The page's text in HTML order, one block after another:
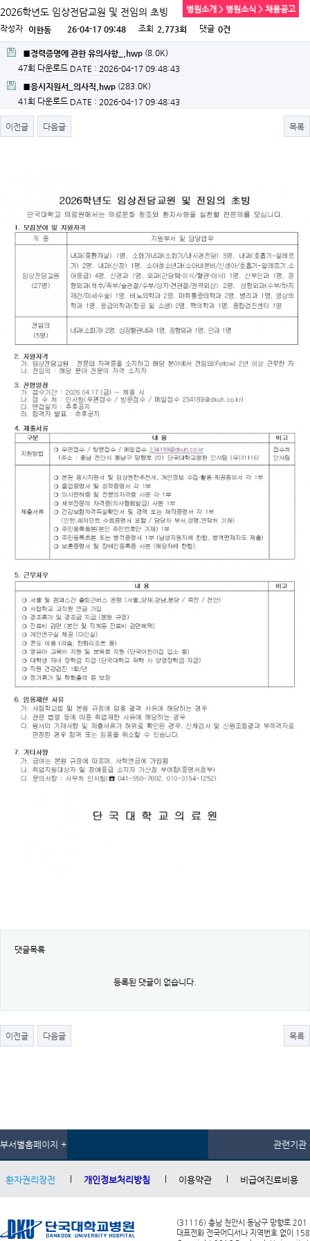
병원소개 > 병원소식 > 채용공고
2026학년도 임상전담교원 및 전임의 초빙
작성자 이한동 26-04-17 09:48 조회 2,773회 댓글 0건
■경력증명에 관한 유의사항_.hwp (8.0K)
47회 다운로드 DATE : 2026-04-17 09:48:43
■응시지원서_의사직.hwp (283.0K)
41회 다운로드 DATE : 2026-04-17 09:48:43
이전글 다음글 목록
댓글목록
등록된 댓글이 없습니다.
이전글 다음글 목록
부서별홈페이지 + 관련기관
환자권리장전 개인정보처리방침 이용약관 비급여진료비용
(31116) 충남 천안시 동남구 망향로 201
대표전화 전국어디서나 지역번호 없이